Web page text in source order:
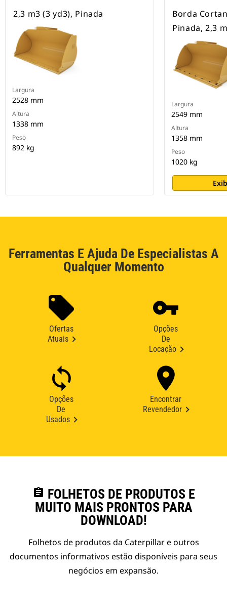
2,3 m3 (3 yd3), Pinada
Largura
2528 mm
Altura
1338 mm
Peso
892 kg
Borda
Pinada, 2,3
Largura
2549 mm
Altura
1358 mm
Peso
1020 kg
Ferramentas E Ajuda De Especialistas A
Qualquer Momento
Ofertas
Atuais
Opções
De
Locação
Opções
De
Usados
Encontrar
Revendedor
assignment FOLHETOS DE PRODUTOS E
MUITO MAIS PRONTOS PARA
DOWNLOAD!
Folhetos de produtos da Caterpillar e outros
documentos informativos estão disponíveis para seus
negócios em expansão.